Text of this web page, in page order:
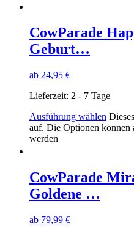
CowParade
Geburt…
ab 24,95 €
Lieferzeit: 2 - 7 Tage
Ausführung wählen
auf. Die Optionen können
werden
CowParade
Goldene …
ab 79,99 €